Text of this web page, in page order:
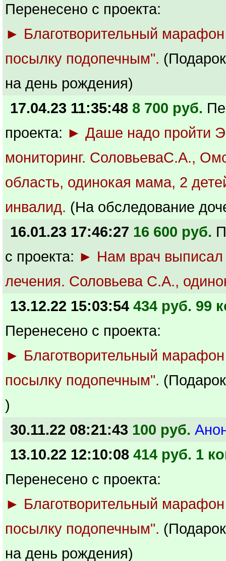
Перенесено с проекта:
► Благотворительный
посылку подопечным".
на день рождения)
17.04.23 11:35:48 8 700 руб.
проекта: ► Даше надо пройти
мониторинг. СоловьеваС.А.,
область, одинокая мама, 2
инвалид. (На обследование
16.01.23 17:46:27 16 600 руб.
с проекта: ► Нам врач выписал
лечения. Соловьева С.А.,
13.12.22 15:03:54 434 руб. 99
Перенесено с проекта:
► Благотворительный
посылку подопечным".
)
30.11.22 08:21:43 100 руб.
13.10.22 12:10:08 414 руб. 1
Перенесено с проекта:
► Благотворительный
посылку подопечным".
на день рождения)